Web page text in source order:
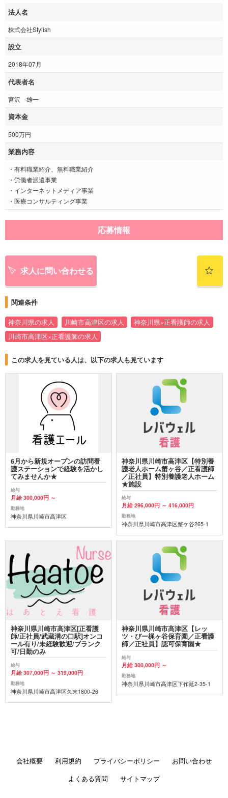
法人名
株式会社Stylish
設立
2018年07月
代表者名
宮沢 雄一
資本金
500万円
業務内容
・有料職業紹介、無料職業紹介
・労働者派遣事業
・インターネットメディア事業
・医療コンサルティング事業
応募情報
求人に問い合わせる
関連条件
神奈川県の求人 川崎市高津区の求人
神奈川県×正看護師の求人
川崎市高津区×正看護師の求人
この求人を見ている人は、以下の求人も見ています
6月から新規オープンの訪問看
護ステーションで経験を活かし
てみませんか★
給与
月給 300,000円 ～
勤務地
神奈川県川崎市高津区
神奈川県川崎市高津区【特別養
護老人ホーム蟹ヶ谷／正看護師
／正社員】特別養護老人ホーム
★施設
給与
月給 296,000円 ～ 416,000円
勤務地
神奈川県川崎市高津区蟹ケ谷265-1
神奈川県川崎市高津区[正看護
師/正社員/武蔵溝の口駅]オンコ
ール有り/未経験歓迎/ブランク
可/日勤のみ
給与
月給 307,000円 ～ 319,000円
勤務地
神奈川県川崎市高津区久末1800-26
神奈川県川崎市高津区【レッ
ツ・びー梶ヶ谷保育園／正看護
師／正社員】認可保育園★
給与
月給 300,000円 ～
勤務地
神奈川県川崎市高津区下作延2-35-1
会社概要 利用規約 プライバシーポリシー
お問い合わせ
よくある質問
サイトマップ